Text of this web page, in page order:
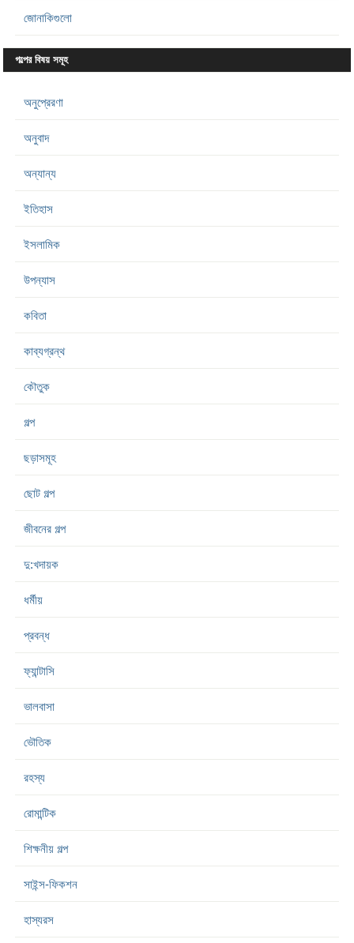
জোনাকিগুলো
গল্পের বিষয় সমূহ
অনুপ্রেরণা
অনুবাদ
অন্যান্য
ইতিহাস
ইসলামিক
উপন্যাস
কবিতা
কাব্যগ্রন্থ
কৌতুক
গল্প
ছড়াসমূহ
ছোট গল্প
জীবনের গল্প
দু:খদায়ক
ধর্মীয়
প্রবন্ধ
ফ্যান্টাসি
ভালবাসা
ভৌতিক
রহস্য
রোমান্টিক
শিক্ষনীয় গল্প
সাইন্স-ফিকশন
হাস্যরস